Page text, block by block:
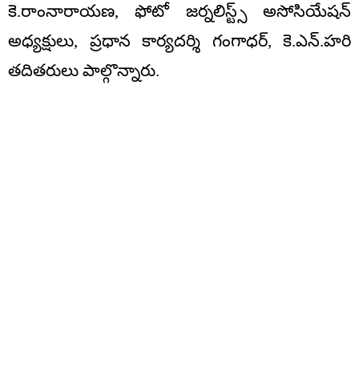
కె.రాంనారాయణ, ఫోటో జర్నలిస్ట్స్ అసోసియేషన్
అధ్యక్షులు, ప్రధాన కార్యదర్శి గంగాధర్, కె.ఎన్.హరి
తదితరులు పాల్గొన్నారు.